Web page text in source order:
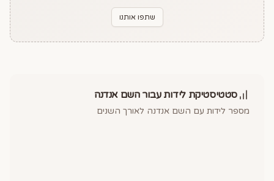
שתפו אותנו
סטטיסטיקת לידות עבור השם אנדנה
מספר לידות עם השם אנדנה לאורך השנים